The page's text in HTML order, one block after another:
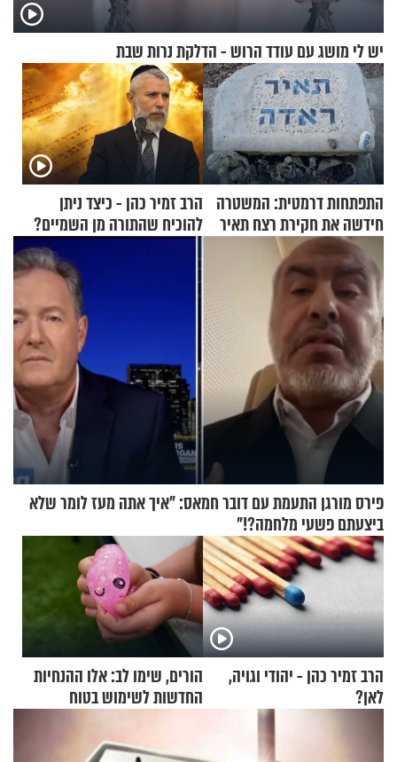
יש לי מושג עם עודד הרוש - הדלקת נרות שבת
התפתחות דרמטית: המשטרה
חידשה את חקירת רצח תאיר
ראדה
הרב זמיר כהן - כיצד ניתן
להוכיח שהתורה מן השמיים?
פירס מורגן התעמת עם דובר חמאס: "איך אתה מעז לומר שלא
ביצעתם פשעי מלחמה?!"
הרב זמיר כהן - יהודי וגויה,
לאן?
הורים, שימו לב: אלו ההנחיות
החדשות לשימוש בטוח